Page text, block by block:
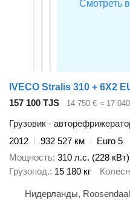
IVECO Stralis 310 + 6X2
157 100 TJS
14 750 € ≈ 17
Грузовик -
2012
932 527 км
Euro 5
Мощность 310 л.с. (228 кВт)
Грузопод. 15 180 кг
Нидерланды, Roosendaal